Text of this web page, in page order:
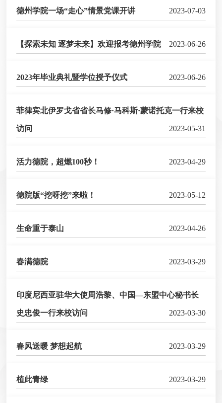
德州学院一场“走心”情景党课开讲 2023-07-03
【探索未知 逐梦未来】欢迎报考德州学院 2023-06-26
2023年毕业典礼暨学位授予仪式 2023-06-26
菲律宾北伊罗戈省省长马修·马科斯·蒙诺托克一行来校
访问 2023-05-31
活力德院，超燃100秒！ 2023-04-29
德院版“挖呀挖”来啦！ 2023-05-12
生命重于泰山 2023-04-26
春满德院 2023-03-29
印度尼西亚驻华大使周浩黎、中国—东盟中心秘书长
史忠俊一行来校访问 2023-03-30
春风送暖 梦想起航 2023-03-29
植此青绿 2023-03-29